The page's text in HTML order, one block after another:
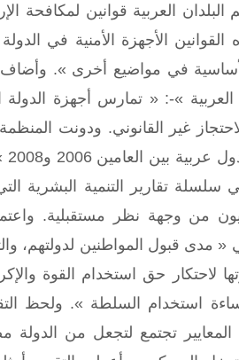
العربية قوانين
الأجهزة الأمنية في
في مواضيع أخرى ». وأضاف
العربية »-: « تمارس أجهزة
غير القانوني. ودونت
تقارير التنمية البشرية
من وجهة نظر مستقبلية.
« مدى قبول المواطنين لدولتهم،
لاحتكار حق استخدام القوة
استخدام السلطة ». ولحظ
تجتمع لتجعل من